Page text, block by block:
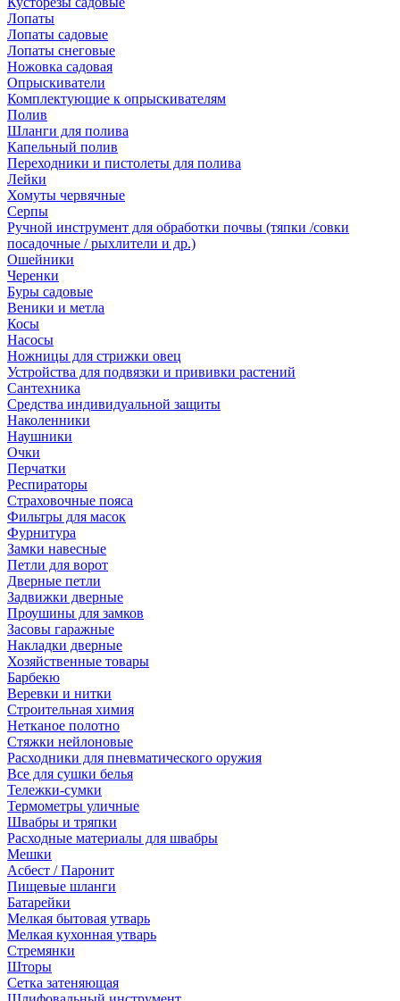
Лопаты
Лопаты садовые
Лопаты снеговые
Ножовка садовая
Опрыскиватели
Комплектующие к опрыскивателям
Полив
Шланги для полива
Капельный полив
Переходники и пистолеты для полива
Лейки
Хомуты червячные
Серпы
Ручной инструмент для обработки почвы (тяпки /совки
посадочные / рыхлители и др.)
Ошейники
Черенки
Буры садовые
Веники и метла
Косы
Насосы
Ножницы для стрижки овец
Устройства для подвязки и прививки растений
Сантехника
Средства индивидуальной защиты
Наколенники
Наушники
Очки
Перчатки
Респираторы
Страховочные пояса
Фильтры для масок
Фурнитура
Замки навесные
Петли для ворот
Дверные петли
Задвижки дверные
Проушины для замков
Засовы гаражные
Накладки дверные
Хозяйственные товары
Барбекю
Веревки и нитки
Строительная химия
Нетканое полотно
Стяжки нейлоновые
Расходники для пневматического оружия
Все для сушки белья
Тележки-сумки
Термометры уличные
Швабры и тряпки
Расходные материалы для швабры
Мешки
Асбест / Паронит
Пищевые шланги
Батарейки
Мелкая бытовая утварь
Мелкая кухонная утварь
Стремянки
Шторы
Сетка затеняющая